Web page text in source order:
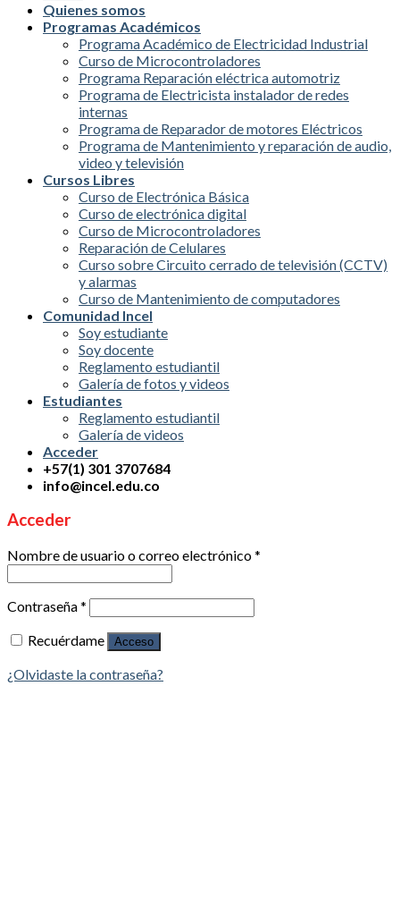
Quienes somos
Programas Académicos
Programa Académico de Electricidad Industrial
Curso de Microcontroladores
Programa Reparación eléctrica automotriz
Programa de Electricista instalador de redes
internas
Programa de Reparador de motores Eléctricos
Programa de Mantenimiento y reparación de audio,
video y televisión
Cursos Libres
Curso de Electrónica Básica
Curso de electrónica digital
Curso de Microcontroladores
Reparación de Celulares
Curso sobre Circuito cerrado de televisión (CCTV)
y alarmas
Curso de Mantenimiento de computadores
Comunidad Incel
Soy estudiante
Soy docente
Reglamento estudiantil
Galería de fotos y videos
Estudiantes
Reglamento estudiantil
Galería de videos
Acceder
+57(1) 301 3707684
info@incel.edu.co
Acceder
Nombre de usuario o correo electrónico*
Contraseña*
Recuérdame
Acceso
¿Olvidaste la contraseña?